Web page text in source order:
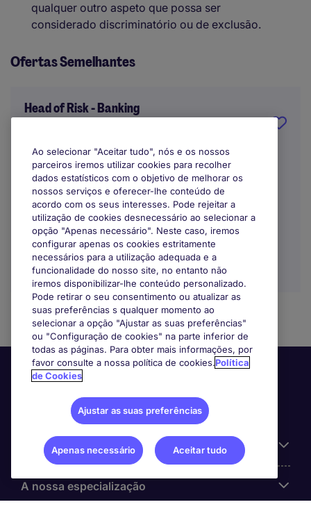
qualquer outro aspeto que possa ser
considerado discriminatório ou de exclusão.
Ofertas Semelhantes
Head of Risk - Banking
Lisbon
Indefinido
Informação Útil
A nossa especialização
Ao selecionar "Aceitar tudo", nós e os nossos
parceiros iremos utilizar cookies para recolher
dados estatísticos com o objetivo de melhorar os
nossos serviços e oferecer-lhe conteúdo de
acordo com os seus interesses. Pode rejeitar a
utilização de cookies desnecessário ao selecionar a
opção "Apenas necessário". Neste caso, iremos
configurar apenas os cookies estritamente
necessários para a utilização adequada e a
funcionalidade do nosso site, no entanto não
iremos disponibilizar-lhe conteúdo personalizado.
Pode retirar o seu consentimento ou atualizar as
suas preferências s qualquer momento ao
selecionar a opção "Ajustar as suas preferências"
ou "Configuração de cookies" na parte inferior de
todas as páginas. Para obter mais informações, por
favor consulte a nossa política de cookies.Política
de Cookies
Ajustar as suas preferências
Apenas necessário Aceitar tudo